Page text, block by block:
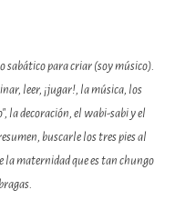
sabático para criar (soy músico).
leer, ¡jugar!, la música, los
la decoración, el wabi-sabi y el
buscarle los tres pies al
la maternidad que es tan chungo